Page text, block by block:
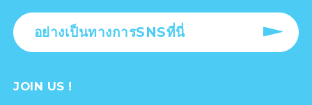
อย่างเป็นทางการSNSที่นี่
JOIN US !